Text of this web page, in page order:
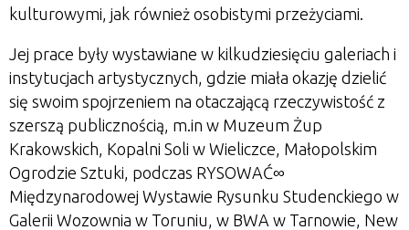
kulturowymi, jak również osobistymi przeżyciami.
Jej prace były wystawiane w kilkudziesięciu galeriach i
instytucjach artystycznych, gdzie miała okazję dzielić
się swoim spojrzeniem na otaczającą rzeczywistość z
szerszą publicznością, m.in w Muzeum Żup
Krakowskich, Kopalni Soli w Wieliczce, Małopolskim
Ogrodzie Sztuki, podczas RYSOWAĆ∞
Międzynarodowej Wystawie Rysunku Studenckiego w
Galerii Wozownia w Toruniu, w BWA w Tarnowie, New